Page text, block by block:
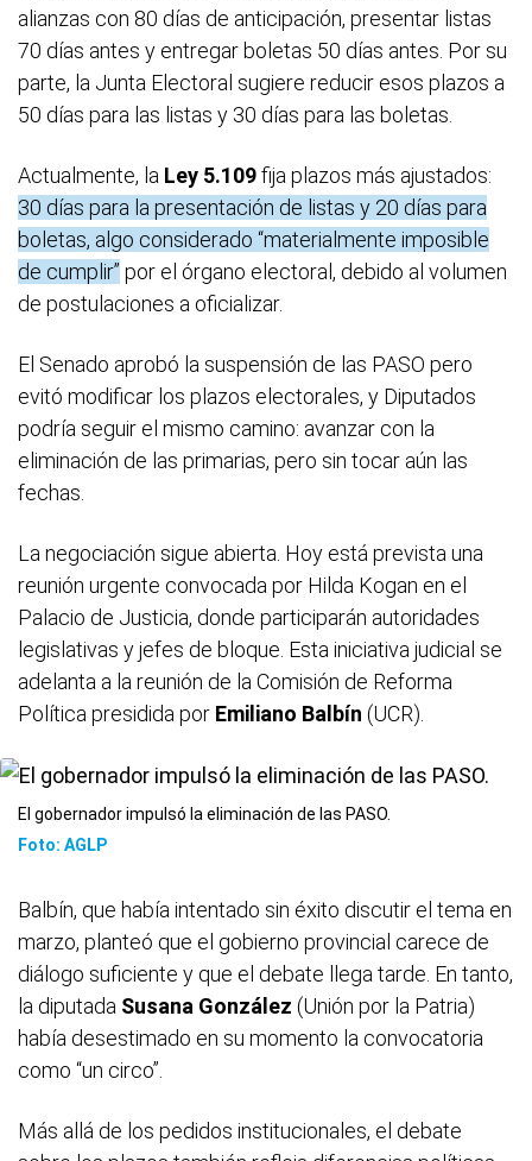
alianzas con 80 días de anticipación, presentar listas
70 días antes y entregar boletas 50 días antes. Por su
parte, la Junta Electoral sugiere reducir esos plazos a
50 días para las listas y 30 días para las boletas.
Actualmente, la Ley 5.109fija plazos más ajustados:
30 días para la presentación de listas y 20 días para
boletas, algo considerado “materialmente imposible
de cumplir” por el órgano electoral, debido al volumen
de postulaciones a oficializar.
El Senado aprobó la suspensión de las PASO pero
evitó modificar los plazos electorales, y Diputados
podría seguir el mismo camino: avanzar con la
eliminación de las primarias, pero sin tocar aún las
fechas.
La negociación sigue abierta. Hoy está prevista una
reunión urgente convocada por Hilda Kogan en el
Palacio de Justicia, donde participarán autoridades
legislativas y jefes de bloque. Esta iniciativa judicial se
adelanta a la reunión de la Comisión de Reforma
Política presidida por Emiliano Balbín (UCR).
El gobernador impulsó la eliminación de las PASO.
Foto: AGLP
Balbín, que había intentado sin éxito discutir el tema en
marzo, planteó que el gobierno provincial carece de
diálogo suficiente y que el debate llega tarde. En tanto,
la diputada Susana González (Unión por la Patria)
había desestimado en su momento la convocatoria
como “un circo”.
Más allá de los pedidos institucionales, el debate